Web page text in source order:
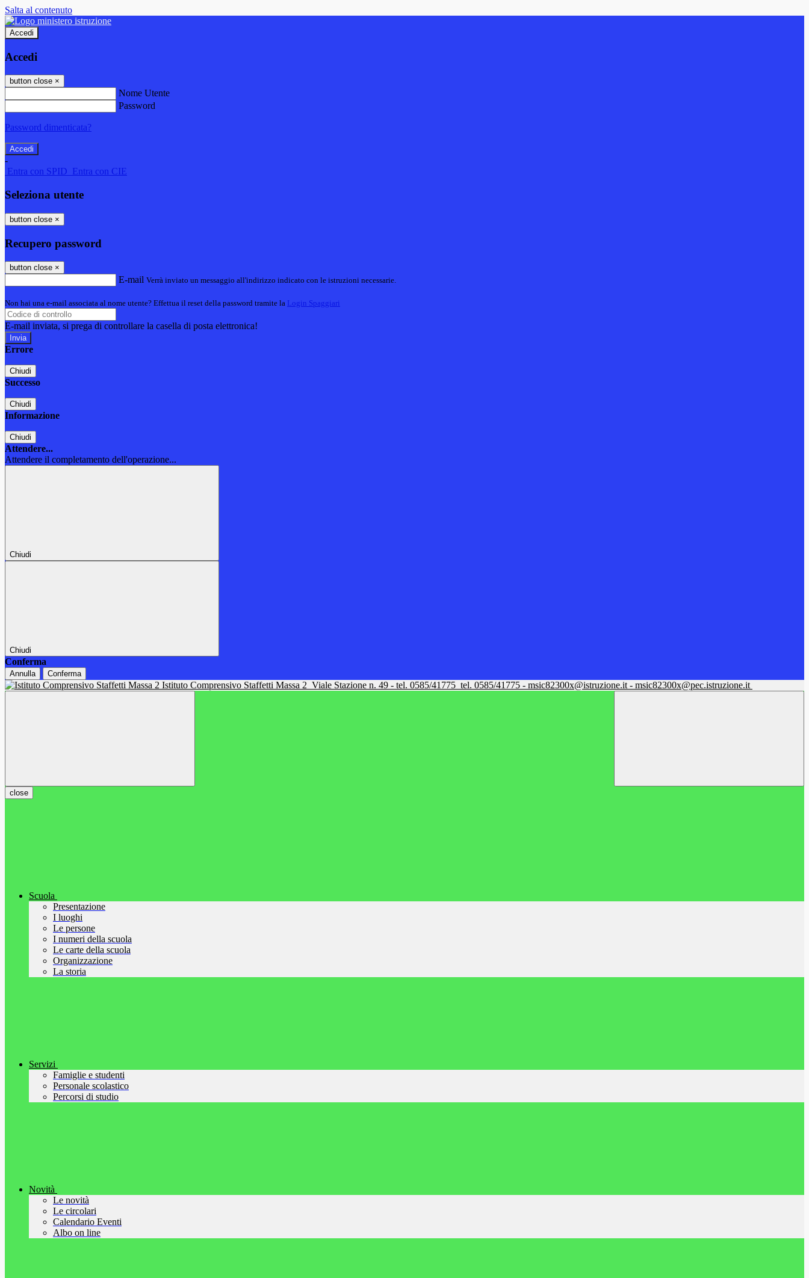
Salta al contenuto
Accedi
Accedi
button close ×
Nome Utente
Password
Password dimenticata?
-
Entra con SPID Entra con CIE
Seleziona utente
button close ×
Recupero password
button close ×
E-mail Verrà inviato un messaggio all'indirizzo indicato con le istruzioni necessarie.
Non hai una e-mail associata al nome utente? Effettua il reset della password tramite la Login Spaggiari
E-mail inviata, si prega di controllare la casella di posta elettronica!
Errore
Chiudi
Successo
Chiudi
Informazione
Chiudi
Attendere...
Attendere il completamento dell'operazione...
Chiudi
Chiudi
Conferma
Annulla Conferma
Istituto Comprensivo Staffetti Massa 2 Viale Stazione n. 49 - tel. 0585/41775 tel. 0585/41775 - msic82300x@istruzione.it - msic82300x@pec.istruzione.it
close
Scuola
Presentazione
I luoghi
Le persone
I numeri della scuola
Le carte della scuola
Organizzazione
La storia
Servizi
Famiglie e studenti
Personale scolastico
Percorsi di studio
Novità
Le novità
Le circolari
Calendario Eventi
Albo on line